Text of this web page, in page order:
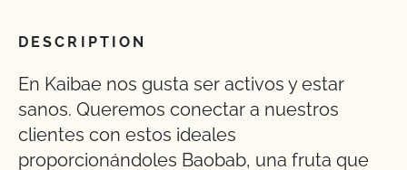
DESCRIPTION
En Kaibae nos gusta ser activos y estar
sanos. Queremos conectar a nuestros
clientes con estos ideales
proporcionándoles Baobab, una fruta que